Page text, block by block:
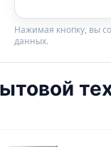
Нажимая кнопку, вы
данных.